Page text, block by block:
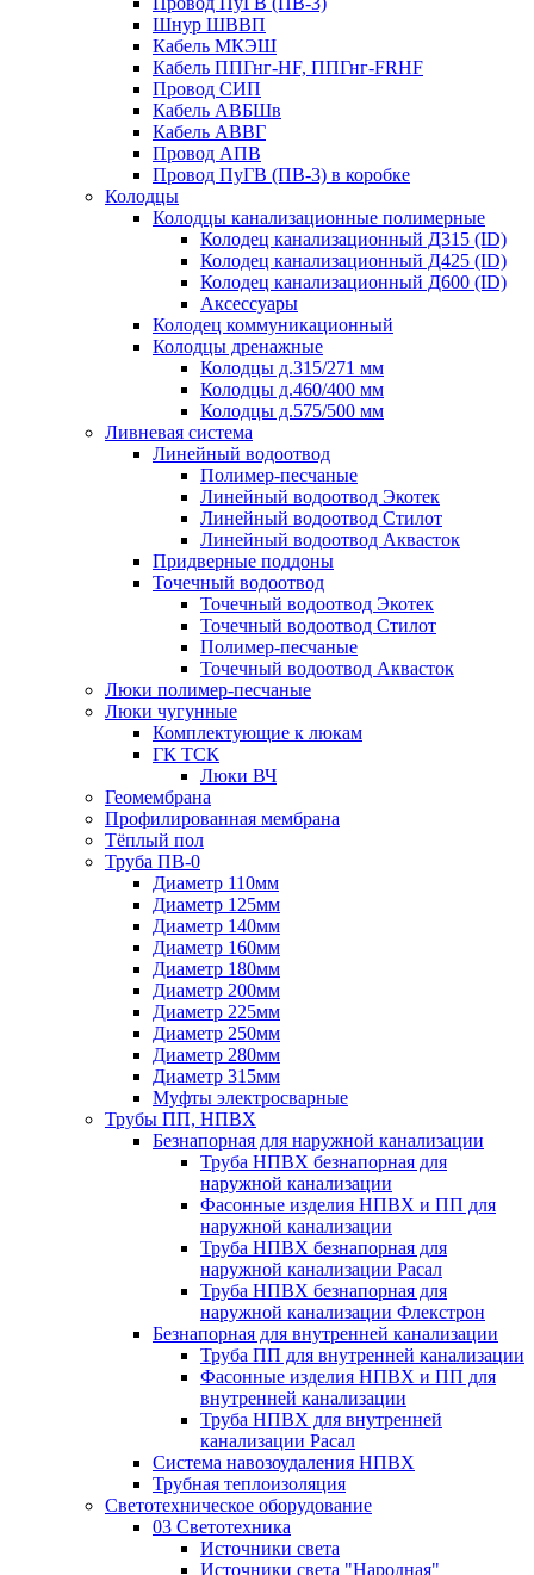
Шнур ШВВП
Кабель МКЭШ
Кабель ППГнг-HF, ППГнг-FRHF
Провод СИП
Кабель АВБШв
Кабель АВВГ
Провод АПВ
Провод ПуГВ (ПВ-3) в коробке
Колодцы
Колодцы канализационные полимерные
Колодец канализационный Д315 (ID)
Колодец канализационный Д425 (ID)
Колодец канализационный Д600 (ID)
Аксессуары
Колодец коммуникационный
Колодцы дренажные
Колодцы д.315/271 мм
Колодцы д.460/400 мм
Колодцы д.575/500 мм
Ливневая система
Линейный водоотвод
Полимер-песчаные
Линейный водоотвод Экотек
Линейный водоотвод Стилот
Линейный водоотвод Аквасток
Придверные поддоны
Точечный водоотвод
Точечный водоотвод Экотек
Точечный водоотвод Стилот
Полимер-песчаные
Точечный водоотвод Аквасток
Люки полимер-песчаные
Люки чугунные
Комплектующие к люкам
ГК ТСК
Люки ВЧ
Геомембрана
Профилированная мембрана
Тёплый пол
Труба ПВ-0
Диаметр 110мм
Диаметр 125мм
Диаметр 140мм
Диаметр 160мм
Диаметр 180мм
Диаметр 200мм
Диаметр 225мм
Диаметр 250мм
Диаметр 280мм
Диаметр 315мм
Муфты электросварные
Трубы ПП, НПВХ
Безнапорная для наружной канализации
Труба НПВХ безнапорная для
наружной канализации
Фасонные изделия НПВХ и ПП для
наружной канализации
Труба НПВХ безнапорная для
наружной канализации Расал
Труба НПВХ безнапорная для
наружной канализации Флекстрон
Безнапорная для внутренней канализации
Труба ПП для внутренней канализации
Фасонные изделия НПВХ и ПП для
внутренней канализации
Труба НПВХ для внутренней
канализации Расал
Система навозоудаления НПВХ
Трубная теплоизоляция
Светотехническое оборудование
03 Светотехника
Источники света
Источники света "Народная"